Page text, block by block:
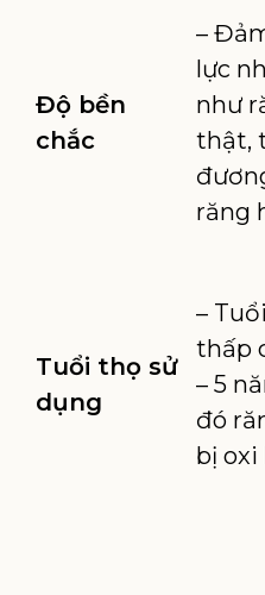
Độ bền
chắc
–
lực
như
thật,
răng
Tuổi thọ sử
dụng
–
thấp
– 5
đó
bị oxi